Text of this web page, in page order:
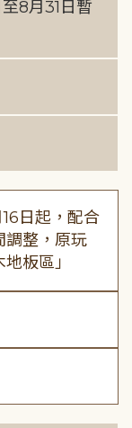
8月31日暫
16日起，配合
調整，原玩
板區」